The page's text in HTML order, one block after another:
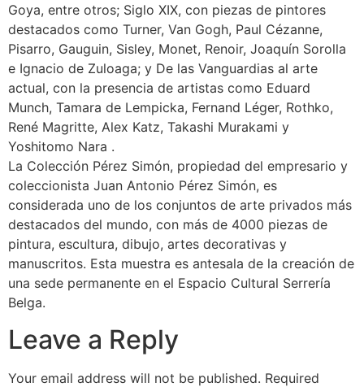
Goya, entre otros; Siglo XIX, con piezas de pintores
destacados como Turner, Van Gogh, Paul Cézanne,
Pisarro, Gauguin, Sisley, Monet, Renoir, Joaquín Sorolla
e Ignacio de Zuloaga; y De las Vanguardias al arte
actual, con la presencia de artistas como Eduard
Munch, Tamara de Lempicka, Fernand Léger, Rothko,
René Magritte, Alex Katz, Takashi Murakami y
Yoshitomo Nara .
La Colección Pérez Simón, propiedad del empresario y
coleccionista Juan Antonio Pérez Simón, es
considerada uno de los conjuntos de arte privados más
destacados del mundo, con más de 4000 piezas de
pintura, escultura, dibujo, artes decorativas y
manuscritos. Esta muestra es antesala de la creación de
una sede permanente en el Espacio Cultural Serrería
Belga.
Leave a Reply
Your email address will not be published. Required